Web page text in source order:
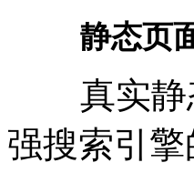
静态页
真实静态
强搜索引